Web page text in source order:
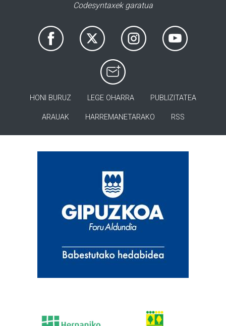
Codesyntaxek garatua
HONI BURUZ LEGE OHARRA PUBLIZITATEA
ARAUAK HARREMANETARAKO RSS